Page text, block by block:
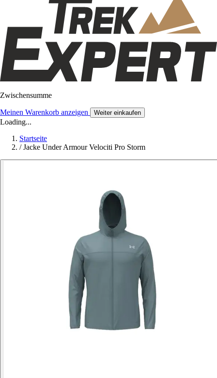
Zwischensumme
Meinen Warenkorb anzeigen Weiter einkaufen
Loading...
Startseite
/ Jacke Under Armour Velociti Pro Storm